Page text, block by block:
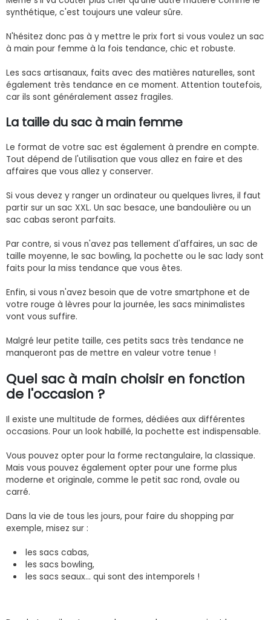
synthétique, c'est toujours une valeur sûre.
N'hésitez donc pas à y mettre le prix fort si vous voulez un sac
à main pour femme à la fois tendance, chic et robuste.
Les sacs artisanaux, faits avec des matières naturelles, sont
également très tendance en ce moment. Attention toutefois,
car ils sont généralement assez fragiles.
La taille du sac à main femme
Le format de votre sac est également à prendre en compte.
Tout dépend de l'utilisation que vous allez en faire et des
affaires que vous allez y conserver.
Si vous devez y ranger un ordinateur ou quelques livres, il faut
partir sur un sac XXL. Un sac besace, une bandoulière ou un
sac cabas seront parfaits.
Par contre, si vous n'avez pas tellement d'affaires, un sac de
taille moyenne, le sac bowling, la pochette ou le sac lady sont
faits pour la miss tendance que vous êtes.
Enfin, si vous n'avez besoin que de votre smartphone et de
votre rouge à lèvres pour la journée, les sacs minimalistes
vont vous suffire.
Malgré leur petite taille, ces petits sacs très tendance ne
manqueront pas de mettre en valeur votre tenue !
Quel sac à main choisir en fonction
de l'occasion ?
Il existe une multitude de formes, dédiées aux différentes
occasions. Pour un look habillé, la pochette est indispensable.
Vous pouvez opter pour la forme rectangulaire, la classique.
Mais vous pouvez également opter pour une forme plus
moderne et originale, comme le petit sac rond, ovale ou
carré.
Dans la vie de tous les jours, pour faire du shopping par
exemple, misez sur :
les sacs cabas,
les sacs bowling,
les sacs seaux… qui sont des intemporels !